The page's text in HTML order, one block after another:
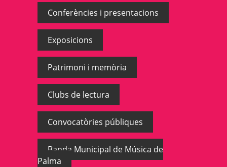
Conferències i presentacions
Exposicions
Patrimoni i memòria
Clubs de lectura
Convocatòries públiques
Banda Municipal de Música de
Palma